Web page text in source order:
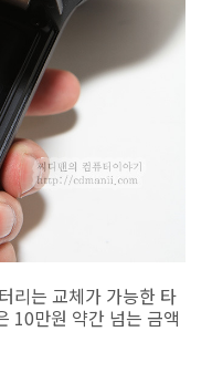
리는 교체가 가능한 타
10만원 약간 넘는 금액